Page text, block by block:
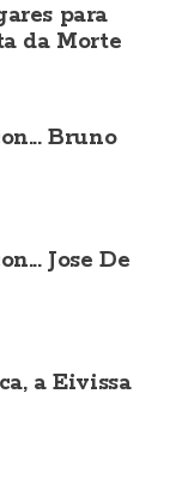
para
da Morte
Bruno
Jose De
a Eivissa